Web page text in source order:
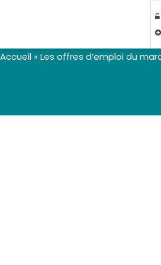
Accueil »Les offres d’emploi du